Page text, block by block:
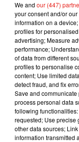
12 ans... J'écris
que les chiffres ne
savoir qu'autant de
album me
mais trouver les
Alors juste un grand
remercie toutes les
(...) Vitaa ma sœur,
aventures de ma
pic.twitter.com/
— Slimane
We and our (447)
your consent and/or
information on a
profiles for
advertising; Measure
performance;
of data from different
profiles to personalise
content; Use limited
detect fraud, and fix
Save and
process personal data
following
requested; Use precise
other data sources;
information transmitted